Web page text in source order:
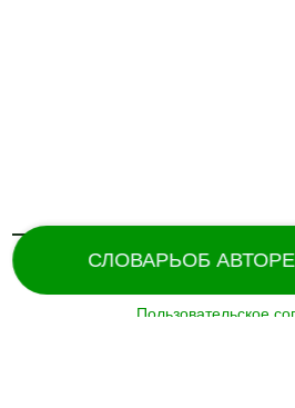
СЛОВАРЬОБ АВТОРЕ
Пользовательское